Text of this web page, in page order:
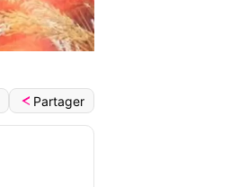
Partager